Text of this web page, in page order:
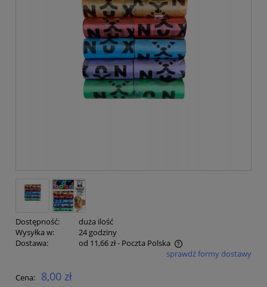
Dostępność:
duża ilość
Wysyłka w:
24 godziny
Dostawa:
od 11,66 zł- Poczta Polska
Cena nie zawiera ewentualnych kosztów płatnościsprawdź formy dostawy
Cena: 8,00 zł